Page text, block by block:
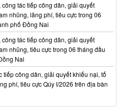
tác tiếp công dân, giải quyết
nhũng, lãng phí, tiêu cực trong 06
phố Đồng Nai
tác tiếp công dân, giải quyết
nhũng, tiêu cực trong 06 tháng đầu
Nai
tiếp công dân, giải quyết khiếu nại, tố
phí, tiêu cực Qúy I/2026 trên địa bàn